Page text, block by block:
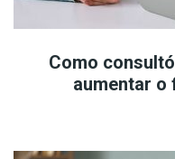
Como
aumentar o